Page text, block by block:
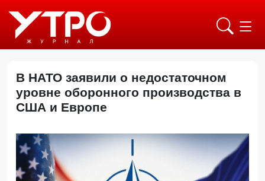
В НАТО заявили о недостаточном
уровне оборонного производства в
США и Европе